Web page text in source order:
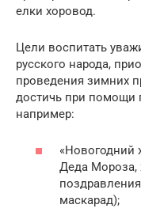
елки хоровод.
Цели воспитать
русского народа,
проведения зимних
достичь при помощи
например:
«Новогодний
Деда Мороза,
маскарад);